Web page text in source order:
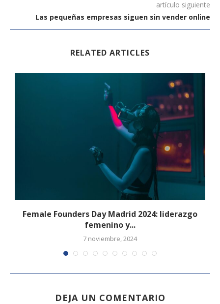
artículo siguiente
Las pequeñas empresas siguen sin vender online
RELATED ARTICLES
Female Founders Day Madrid 2024: liderazgo
femenino y...
7 noviembre, 2024
DEJA UN COMENTARIO